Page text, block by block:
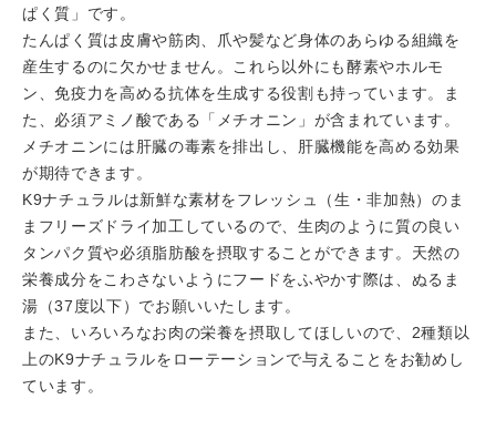
ぱく質」です。
たんぱく質は皮膚や筋肉、爪や髪など身体のあらゆる組織を
産生するのに欠かせません。これら以外にも酵素やホルモ
ン、免疫力を高める抗体を生成する役割も持っています。ま
た、必須アミノ酸である「メチオニン」が含まれています。
メチオニンには肝臓の毒素を排出し、肝臓機能を高める効果
が期待できます。
K9ナチュラルは新鮮な素材をフレッシュ（生・非加熱）のま
まフリーズドライ加工しているので、生肉のように質の良い
タンパク質や必須脂肪酸を摂取することができます。天然の
栄養成分をこわさないようにフードをふやかす際は、ぬるま
湯（37度以下）でお願いいたします。
また、いろいろなお肉の栄養を摂取してほしいので、2種類以
上のK9ナチュラルをローテーションで与えることをお勧めし
ています。